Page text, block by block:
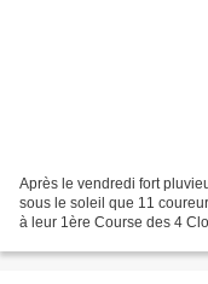
Après le vendredi fort
sous le soleil que 11
à leur 1ère Course des 4